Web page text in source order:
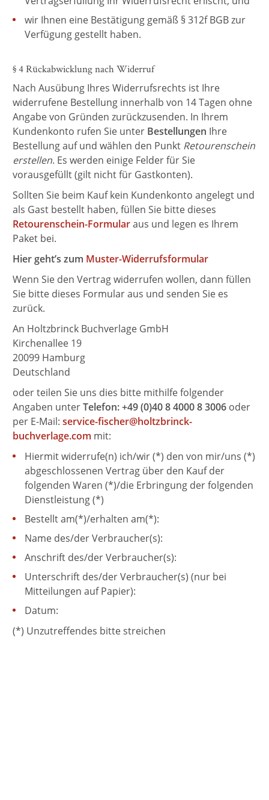
wir Ihnen eine Bestätigung gemäß § 312f BGB zur
Verfügung gestellt haben.
§ 4 Rückabwicklung nach Widerruf
Nach Ausübung Ihres Widerrufsrechts ist Ihre
widerrufene Bestellung innerhalb von 14 Tagen ohne
Angabe von Gründen zurückzusenden. In Ihrem
Kundenkonto rufen Sie unter Bestellungen Ihre
Bestellung auf und wählen den Punkt Retourenschein
erstellen. Es werden einige Felder für Sie
vorausgefüllt (gilt nicht für Gastkonten).
Sollten Sie beim Kauf kein Kundenkonto angelegt und
als Gast bestellt haben, füllen Sie bitte dieses
Retourenschein-Formularaus und legen es Ihrem
Paket bei.
Hier geht’s zum Muster-Widerrufsformular
Wenn Sie den Vertrag widerrufen wollen, dann füllen
Sie bitte dieses Formular aus und senden Sie es
zurück.
An Holtzbrinck Buchverlage GmbH
Kirchenallee 19
20099 Hamburg
Deutschland
oder teilen Sie uns dies bitte mithilfe folgender
Angaben unterTelefon: +49 (0)40 8 4000 8 3006oder
per E-Mail: service-fischer@holtzbrinck-
buchverlage.com mit:
Hiermit widerrufe(n) ich/wir (*) den von mir/uns (*)
abgeschlossenen Vertrag über den Kauf der
folgenden Waren (*)/die Erbringung der folgenden
Dienstleistung (*)
Bestellt am(*)/erhalten am(*):
Name des/der Verbraucher(s):
Anschrift des/der Verbraucher(s):
Unterschrift des/der Verbraucher(s) (nur bei
Mitteilungen auf Papier):
Datum:
(*) Unzutreffendes bitte streichen